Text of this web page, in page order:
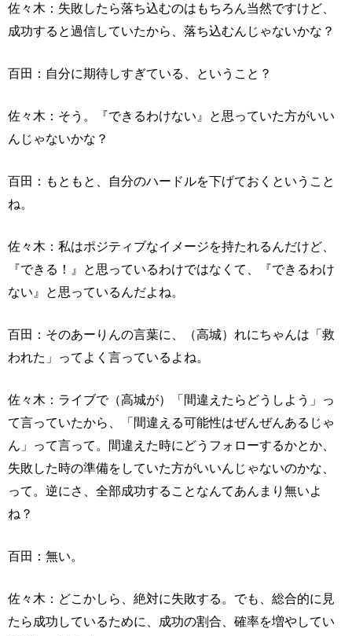
佐々木：失敗したら落ち込むのはもちろん当然ですけど、
成功すると過信していたから、落ち込むんじゃないかな？
百田：自分に期待しすぎている、ということ？
佐々木：そう。『できるわけない』と思っていた方がいい
んじゃないかな？
百田：もともと、自分のハードルを下げておくということ
ね。
佐々木：私はポジティブなイメージを持たれるんだけど、
『できる！』と思っているわけではなくて、『できるわけ
ない』と思っているんだよね。
百田：そのあーりんの言葉に、（高城）れにちゃんは「救
われた」ってよく言っているよね。
佐々木：ライブで（高城が）「間違えたらどうしよう」っ
て言っていたから、「間違える可能性はぜんぜんあるじゃ
ん」って言って。間違えた時にどうフォローするかとか、
失敗した時の準備をしていた方がいいんじゃないのかな、
って。逆にさ、全部成功することなんてあんまり無いよ
ね？
百田：無い。
佐々木：どこかしら、絶対に失敗する。でも、総合的に見
たら成功しているために、成功の割合、確率を増やしてい